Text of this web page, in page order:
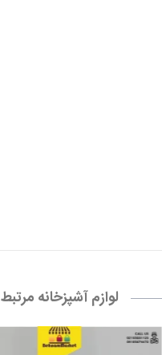
لوازم آشپزخانه مرتبط